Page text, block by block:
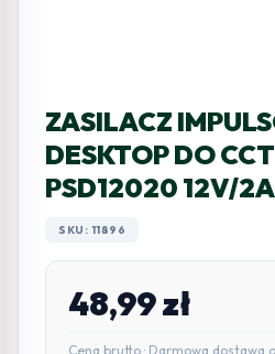
ZASILACZ
DESKTOP DO
PSD12020 12V/2A
SKU: 11896
48,99zł
Cena brutto · Darmowa dostawa